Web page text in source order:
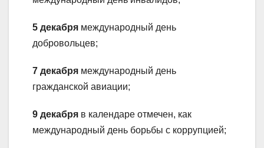
5 декабря международный день
добровольцев;
7 декабря международный день
гражданской авиации;
9 декабря в календаре отмечен, как
международный день борьбы с коррупцией;